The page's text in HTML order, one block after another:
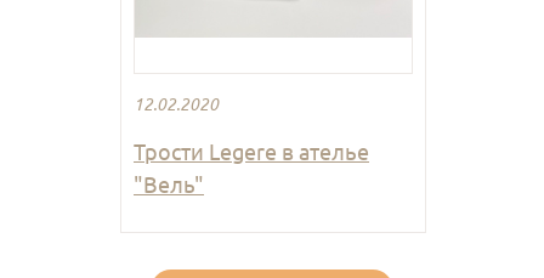
12.02.2020
Трости Legere в ателье
"Вель"